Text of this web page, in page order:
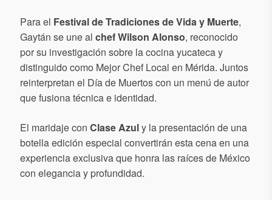
Para el Festival de Tradiciones de Vida y Muerte,
Gaytán se une al chef Wilson Alonso, reconocido
por su investigación sobre la cocina yucateca y
distinguido como Mejor Chef Local en Mérida. Juntos
reinterpretan el Día de Muertos con un menú de autor
que fusiona técnica e identidad.
El maridaje con Clase Azuly la presentación de una
botella edición especial convertirán esta cena en una
experiencia exclusiva que honra las raíces de México
con elegancia y profundidad.